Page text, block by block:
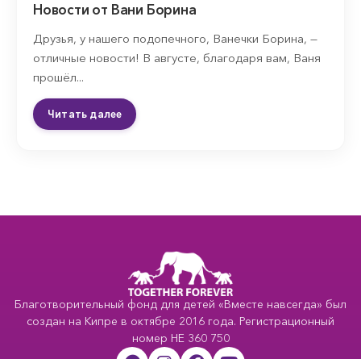
Новости от Вани Борина
Друзья, у нашего подопечного, Ванечки Борина, —
отличные новости! В августе, благодаря вам, Ваня
прошёл...
Читать далее
Благотворительный фонд для детей «Вместе навсегда» был
создан на Кипре в октябре 2016 года. Регистрационный
номер HE 360 750